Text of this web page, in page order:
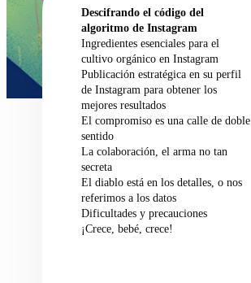
Descifrando el código del
algoritmo de Instagram
Ingredientes esenciales para el
cultivo orgánico en Instagram
Publicación estratégica en su perfil
de Instagram para obtener los
mejores resultados
El compromiso es una calle de doble
sentido
La colaboración, el arma no tan
secreta
El diablo está en los detalles, o nos
referimos a los datos
Dificultades y precauciones
¡Crece, bebé, crece!